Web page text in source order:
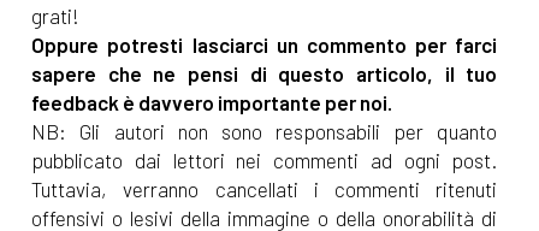
grati!
Oppure potresti lasciarci un commento per farci
sapere che ne pensi di questo articolo, il tuo
feedback è davvero importante per noi.
NB: Gli autori non sono responsabili per quanto
pubblicato dai lettori nei commenti ad ogni post.
Tuttavia, verranno cancellati i commenti ritenuti
offensivi o lesivi della immagine o della onorabilità di